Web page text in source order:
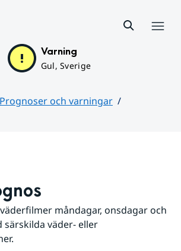
Varning
Gul, Sverige
Prognoser och varningar
måndagar, onsdagar och
särskilda väder- eller